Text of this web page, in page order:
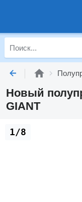
Новый
GIANT
1/8